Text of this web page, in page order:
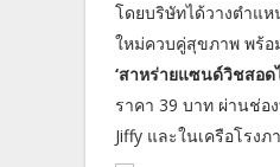
โดยบริษัทได้วางตำแ
ใหม่ควบคู่สุขภาพ พร้อ
‘สาหร่ายแซนด์วิชสอด
ราคา 39 บาท ผ่านช่อ
Jiffy และในเครือโรงภ